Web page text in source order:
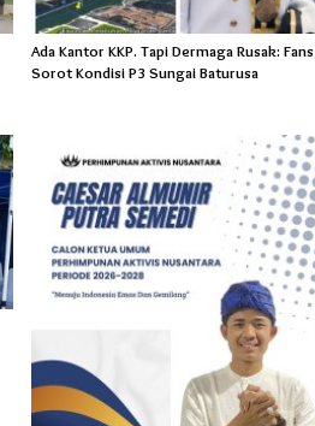
Ada Kantor KKP. Tapi Dermaga Rusak: Fans
Sorot Kondisi P3 Sungai Baturusa